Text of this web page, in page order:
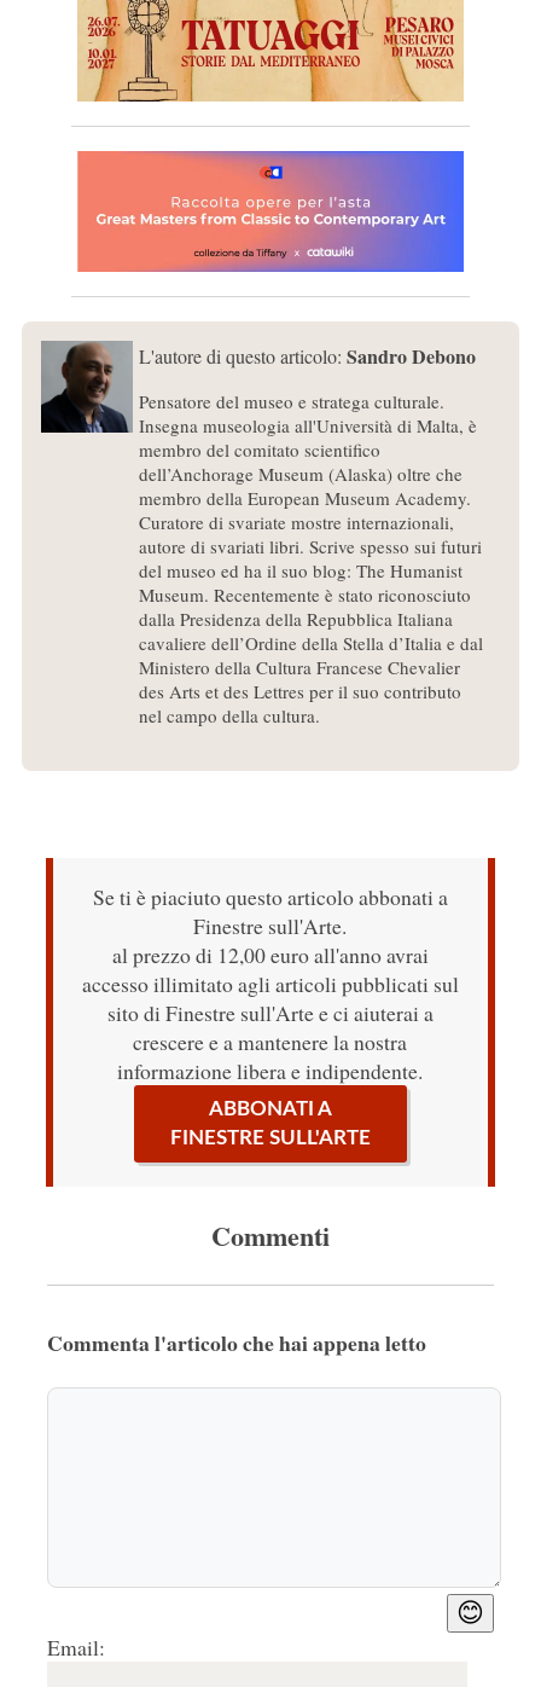
L'autore di questo articolo: Sandro Debono
Pensatore del museo e stratega culturale.
Insegna museologia all'Università di Malta, è
membro del comitato scientifico
dell’Anchorage Museum (Alaska) oltre che
membro della European Museum Academy.
Curatore di svariate mostre internazionali,
autore di svariati libri. Scrive spesso sui futuri
del museo ed ha il suo blog: The Humanist
Museum. Recentemente è stato riconosciuto
dalla Presidenza della Repubblica Italiana
cavaliere dell’Ordine della Stella d’Italia e dal
Ministero della Cultura Francese Chevalier
des Arts et des Lettres per il suo contributo
nel campo della cultura.
Se ti è piaciuto questo articolo abbonati a
Finestre sull'Arte.
al prezzo di 12,00 euro all'anno avrai
accesso illimitato agli articoli pubblicati sul
sito di Finestre sull'Arte e ci aiuterai a
crescere e a mantenere la nostra
informazione libera e indipendente.
ABBONATI A
FINESTRE SULL'ARTE
Commenti
Commenta l'articolo che hai appena letto
😊
Email: